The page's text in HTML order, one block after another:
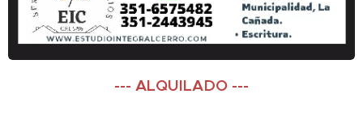
--- ALQUILADO ---